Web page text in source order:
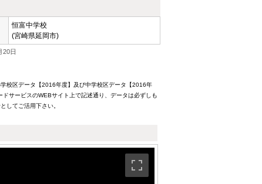
恒富中学校
(宮崎県延岡市)
20日
校区データ【2016年度】及び中学校区データ【2016年
サービスのWEBサイト上で記述通り、データは必ずしも
してご活用下さい。